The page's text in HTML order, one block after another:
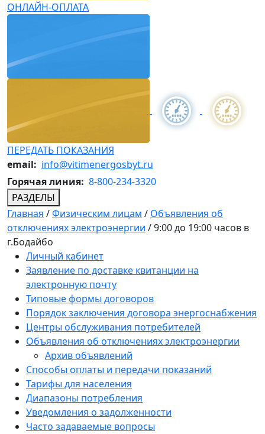
ОНЛАЙН-ОПЛАТА
ПЕРЕДАТЬ ПОКАЗАНИЯ
email: info@vitimenergosbyt.ru
Горячая линия: 8-800-234-3320
РАЗДЕЛЫ
Главная /Физическим лицам / Объявления об
отключениях электроэнергии /9:00 до 19:00 часов в
г.Бодайбо
Личный кабинет
Заявление по доставке квитанции на
электронную почту
Типовые формы договоров
Порядок заключения договора энергоснабжения
Центры обслуживания потребителей
Объявления об отключениях электроэнергии
Архив объявлений
Способы оплаты и передачи показаний
Тарифы для населения
Диапазоны потребления
Уведомления о задолженности
Часто задаваемые вопросы